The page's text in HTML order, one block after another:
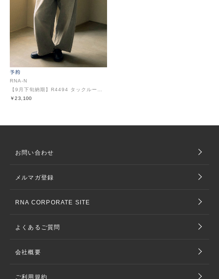
RNA-N
￥23,100
お問い合わせ
メルマガ登録
RNA CORPORATE SITE
よくあるご質問
会社概要
ご利用規約